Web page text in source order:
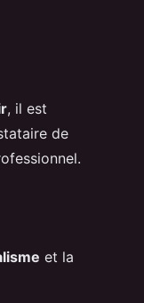
, il est
de
et la